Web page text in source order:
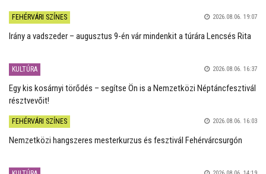
FEHÉRVÁRI SZÍNES 2026.08.06. 19:07
Irány a vadszeder – augusztus 9-én vár mindenkit a túrára Lencsés Rita
KULTÚRA 2026.08.06. 16:37
Egy kis kosárnyi törődés – segítse Ön is a Nemzetközi Néptáncfesztivál
résztvevőit!
FEHÉRVÁRI SZÍNES 2026.08.06. 16:03
Nemzetközi hangszeres mesterkurzus és fesztivál Fehérvárcsurgón